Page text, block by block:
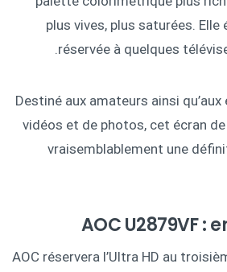
plus vives, plus saturées. Elle
réservée à quelques
Destiné aux amateurs ainsi
vidéos et de photos, cet écran
vraisemblablement une
AOC U2879VF :
AOC réservera l’Ultra HD au